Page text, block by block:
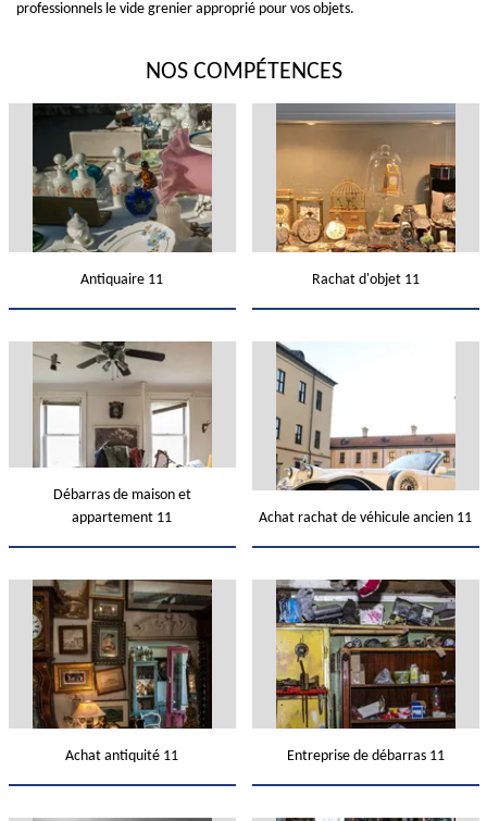
professionnels le vide grenier approprié pour vos objets.
NOS COMPÉTENCES
Antiquaire 11 Rachat d'objet 11
Débarras de maison et
appartement 11
Achat rachat de véhicule ancien 11
Achat antiquité 11 Entreprise de débarras 11